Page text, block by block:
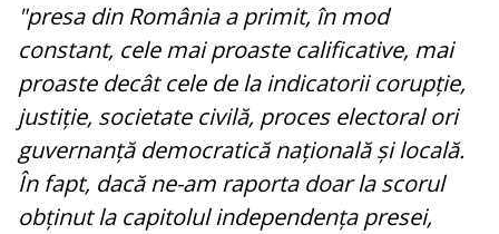
"presa din România a primit, în mod
constant, cele mai proaste calificative, mai
proaste decât cele de la indicatorii corupție,
justiție, societate civilă, proces electoral ori
guvernanță democratică națională și locală.
În fapt, dacă ne-am raporta doar la scorul
obținut la capitolul independența presei,